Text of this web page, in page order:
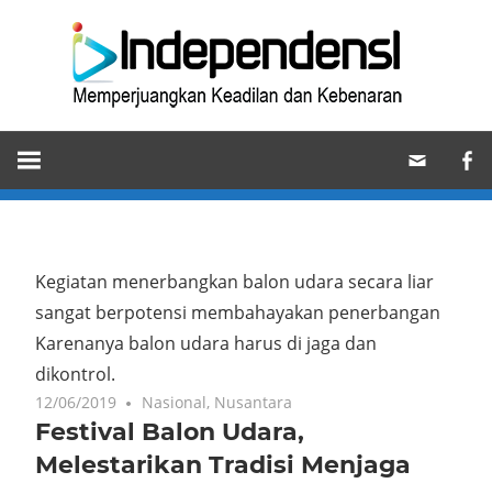
Memperjuangkan
Keadilan
dan
Kegiatan menerbangkan balon udara secara liar
sangat berpotensi membahayakan penerbangan
Karenanya balon udara harus di jaga dan
dikontrol.
12/06/2019 Nasional, Nusantara
Festival Balon Udara,
Melestarikan Tradisi Menjaga